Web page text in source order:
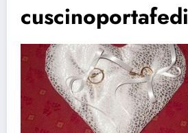
cuscinoportafedi